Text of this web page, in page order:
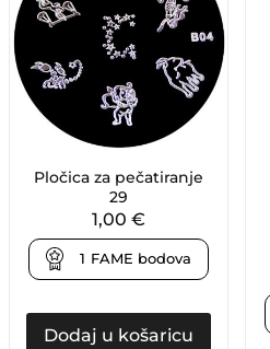
Pločica za pečatiranje
29
1,00 €
1 FAME bodova
Dodaj u košaricu